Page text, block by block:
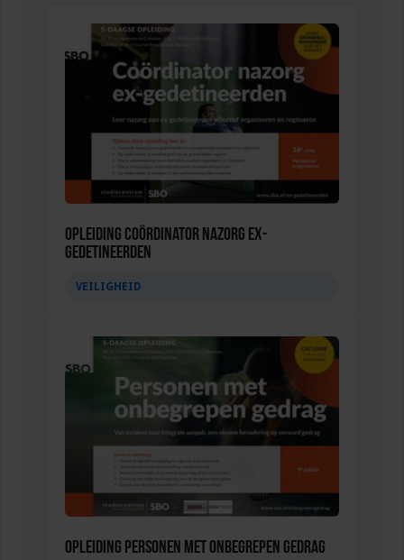
Opleiding Coördinator nazorg ex-
gedetineerden
VEILIGHEID
Opleiding Personen met onbegrepen gedrag